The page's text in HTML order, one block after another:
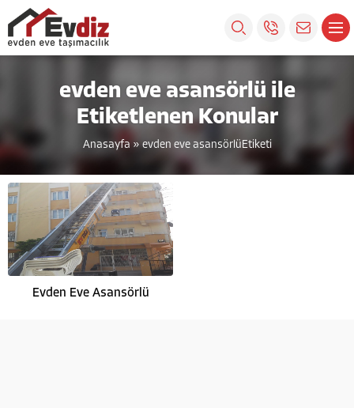
evden eve asansörlü ile
Etiketlenen Konular
Anasayfa »evden eve asansörlüEtiketi
Evden Eve Asansörlü